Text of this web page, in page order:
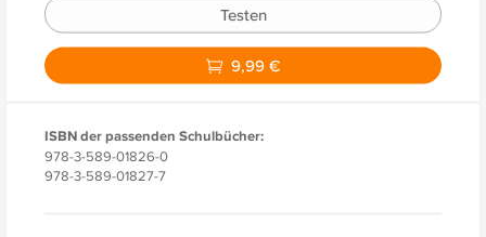
Testen
9,99 €
ISBN der passenden Schulbücher:
978-3-589-01826-0
978-3-589-01827-7